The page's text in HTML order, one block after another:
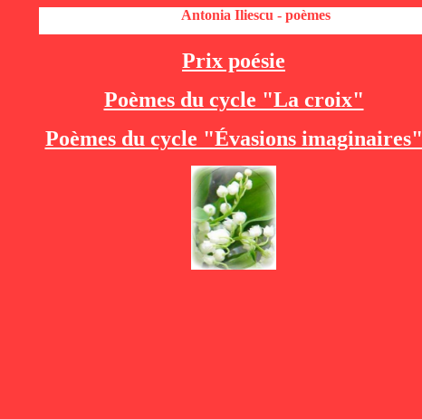
Antonia Iliescu - poèmes
Prix poésie
Poèmes du cycle "La croix"
Poèmes du cycle "Évasions imaginaires"